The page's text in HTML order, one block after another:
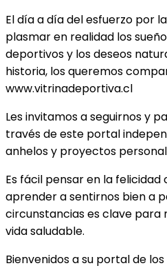
El día a día del esfuerzo por
plasmar en realidad los
deportivos y los deseos
historia, los queremos
www.vitrinadeportiva.cl
Les invitamos a seguirnos y
través de este portal
anhelos y proyectos
Es fácil pensar en la
aprender a sentirnos bien a
circunstancias es clave para
vida saludable.
Bienvenidos a su portal de